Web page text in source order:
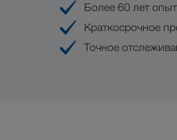
Более 60 лет
Краткосрочное
Точное